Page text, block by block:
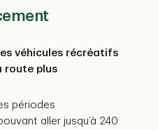
véhicules récréatifs
route plus
périodes
aller jusqu’à 240